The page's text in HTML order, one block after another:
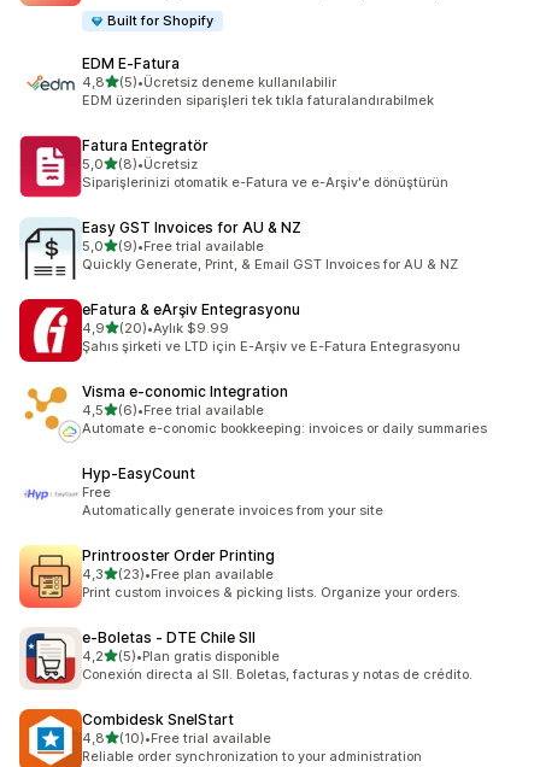
Built for Shopify
EDM E‑Fatura
4,8av 5 stjerner
(5)
Totalt 5 omtaler
•Ücretsiz deneme kullanılabilir
EDM üzerinden siparişleri tek tıkla faturalandırabilmek
Fatura Entegratör
5,0av 5 stjerner
(8)
Totalt 8 omtaler
•Ücretsiz
Siparişlerinizi otomatik e-Fatura ve e-Arşiv'e dönüştürün
Easy GST Invoices for AU & NZ
5,0av 5 stjerner
(9)
Totalt 9 omtaler
•Free trial available
Quickly Generate, Print, & Email GST Invoices for AU & NZ
eFatura & eArşiv Entegrasyonu
4,9av 5 stjerner
(20)
Totalt 20 omtaler
•Aylık $9.99
Şahıs şirketi ve LTD için E-Arşiv ve E-Fatura Entegrasyonu
Visma e‑conomic Integration
4,5av 5 stjerner
(6)
Totalt 6 omtaler
•Free trial available
Automate e-conomic bookkeeping: invoices or daily summaries
Hyp‑EasyCount
Free
Automatically generate invoices from your site
Printrooster Order Printing
4,3av 5 stjerner
(23)
Totalt 23 omtaler
•Free plan available
Print custom invoices & picking lists. Organize your orders.
e‑Boletas ‑ DTE Chile SII
4,2av 5 stjerner
(5)
Totalt 5 omtaler
•Plan gratis disponible
Conexión directa al SII. Boletas, facturas y notas de crédito.
Combidesk SnelStart
4,8av 5 stjerner
(10)
Totalt 10 omtaler
•Free trial available
Reliable order synchronization to your administration